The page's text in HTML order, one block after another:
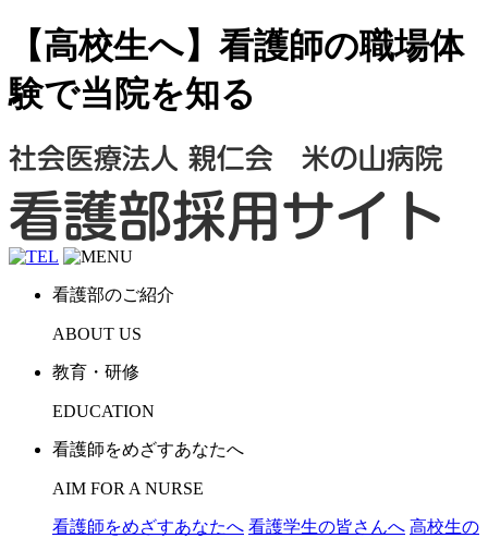
【高校生へ】看護師の職場体
験で当院を知る
看護部のご紹介
ABOUT US
教育・研修
EDUCATION
看護師をめざすあなたへ
AIM FOR A NURSE
看護師をめざすあなたへ 看護学生の皆さんへ 高校生の